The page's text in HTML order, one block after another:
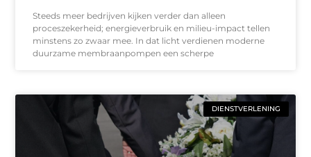
Steeds meer bedrijven kijken verder dan alleen
proceszekerheid; energieverbruik en milieu-impact tellen
minstens zo zwaar mee. In dat licht verdienen moderne
duurzame membraanpompen een scherpe
DIENSTVERLENING